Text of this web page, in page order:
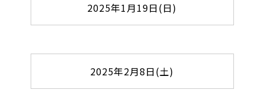
2025年1月19日(日)
2025年2月8日(土)